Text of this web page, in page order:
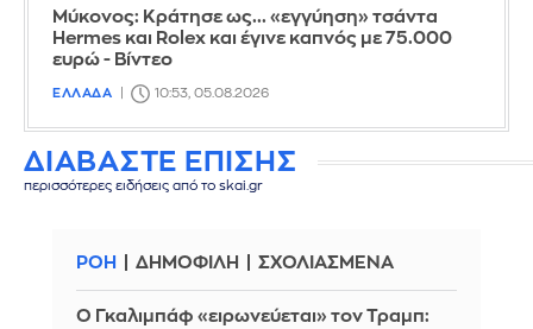
Μύκονος: Κράτησε ως... «εγγύηση» τσάντα
Hermes και Rolex και έγινε καπνός με 75.000
ευρώ - Βίντεο
ΕΛΛΑΔΑ 10:53, 05.08.2026
ΔΙΑΒΑΣΤΕ ΕΠΙΣΗΣ
περισσότερες ειδήσεις από το skai.gr
ΡΟΗ ΔΗΜΟΦΙΛΗ ΣΧΟΛΙΑΣΜΕΝΑ
Ο Γκαλιμπάφ «ειρωνεύεται» τον Τραμπ: